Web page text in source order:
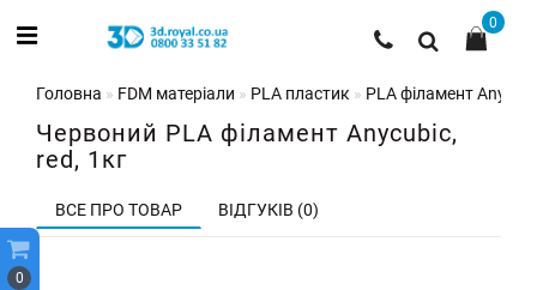
0
0
Головна FDM матеріали PLA пластик PLA філамент
Червоний PLA філамент Anycubic,
red, 1кг
ВСЕ ПРО ТОВАР ВІДГУКІВ (0)